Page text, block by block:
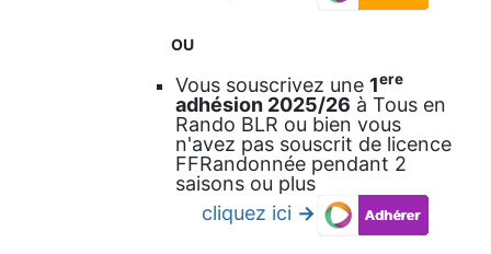
OU
Vous souscrivez une 1ère
adhésion 2025/26 à Tous en
Rando BLR ou bien vous
n'avez pas souscrit de licence
FFRandonnée pendant 2
saisons ou plus
cliquez ici ->